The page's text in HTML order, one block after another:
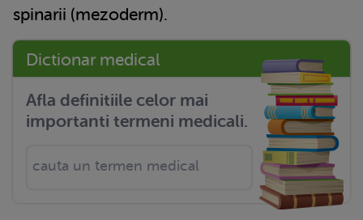
spinarii (mezoderm).
Dictionar medical
Afla definitiile celor mai
importanti termeni medicali.